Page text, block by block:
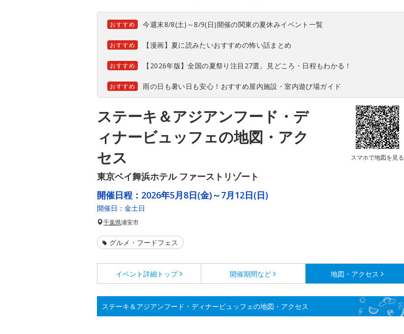
おすすめ 今週末8/8(土)～8/9(日)開催の関東の夏休みイベント一覧
おすすめ 【漫画】夏に読みたいおすすめの怖い話まとめ
おすすめ 【2026年版】全国の夏祭り注目27選。見どころ・日程もわかる！
おすすめ 雨の日も暑い日も安心！おすすめ屋内施設・室内遊び場ガイド
ステーキ＆アジアンフード・デ
ィナービュッフェの地図・アク
セス
東京ベイ舞浜ホテル ファーストリゾート
スマホで地図を見る
開催日程： 2026年5月8日(金)～7月12日(日)
開催日：金土日
千葉県浦安市
グルメ・フードフェス
イベント詳細 トップ 開催期間など 地図・アクセス
ステーキ＆アジアンフード・ディナービュッフェの地図・アクセス